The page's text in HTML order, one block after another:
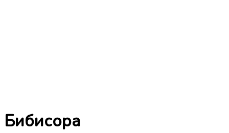
Бибисора